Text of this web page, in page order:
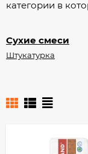
категории в
Сухие смеси
Штукатурка